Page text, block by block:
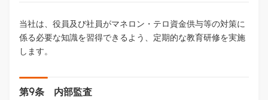
当社は、役員及び社員がマネロン・テロ資金供与等の対策に
係る必要な知識を習得できるよう、定期的な教育研修を実施
します。
第9条 内部監査